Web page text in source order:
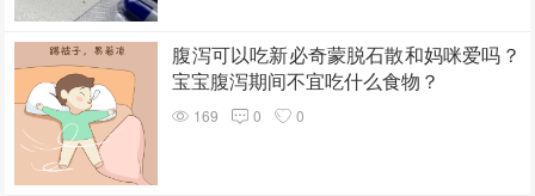
腹泻可以吃新必奇蒙脱石散和妈咪爱吗？
宝宝腹泻期间不宜吃什么食物？
169 0 0